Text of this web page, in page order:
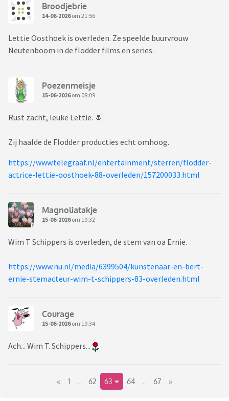
Broodjebrie
14-06-2026om 21:56
Lettie Oosthoek is overleden. Ze speelde buurvrouw
Neutenboom in de flodder films en series.
Poezenmeisje
15-06-2026om 08:09
Rust zacht, leuke Lettie. 🌷
Zij haalde de Flodder producties echt omhoog.
https://www.telegraaf.nl/entertainment/sterren/flodder-
actrice-lettie-oosthoek-88-overleden/157200033.html
Magnoliatakje
15-06-2026om 19:32
Wim T Schippers is overleden, de stem van oa Ernie.
https://www.nu.nl/media/6399504/kunstenaar-en-bert-
ernie-stemacteur-wim-t-schippers-83-overleden.html
Courage
15-06-2026om 19:34
Ach... Wim T. Schippers...
« 1 62 63 64 67 »